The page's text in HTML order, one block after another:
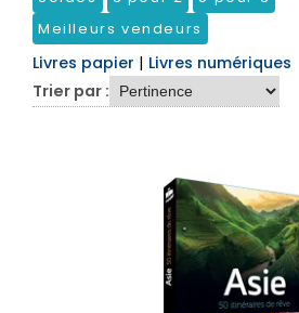
Meilleurs vendeurs
Livres papier | Livres numériques
Trier par :